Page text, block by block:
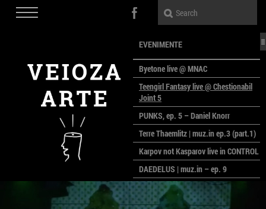
EVENIMENTE
Byetone live @ MNAC
Teengirl Fantasy live @ Chestionabil
Joint 5
PUNKS, ep. 5 – Daniel Knorr
Terre Thaemlitz | muz.in ep.3 (part.1)
Karpov not Kasparov live in CONTROL
DAEDELUS | muz.in – ep. 9
LALELE, LALELE – prima premieră a
anului la MACAZ